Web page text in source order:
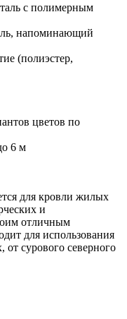
с полимерным
напоминающий
(полиэстер,
цветов по
6 м
для кровли жилых
и
отличным
для использования
от сурового северного